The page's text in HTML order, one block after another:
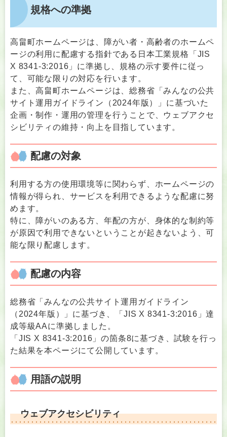
規格への準拠
高畠町ホームページは、障がい者・高齢者のホームペ
ージの利用に配慮する指針である日本工業規格「JIS
X 8341-3:2016」に準拠し、規格の示す要件に従っ
て、可能な限りの対応を行います。
また、高畠町ホームページは、総務省「みんなの公共
サイト運用ガイドライン（2024年版）」に基づいた
企画・制作・運用の管理を行うことで、ウェブアクセ
シビリティの維持・向上を目指しています。
配慮の対象
利用する方の使用環境等に関わらず、ホームページの
情報が得られ、サービスを利用できるような配慮に努
めます。
特に、障がいのある方、年配の方が、身体的な制約等
が原因で利用できないということが起きないよう、可
能な限り配慮します。
配慮の内容
総務省「みんなの公共サイト運用ガイドライン
（2024年版）」に基づき、「JIS X 8341-3:2016」達
成等級AAに準拠しました。
「JIS X 8341-3:2016」の箇条8に基づき、試験を行っ
た結果を本ページにて公開しています。
用語の説明
ウェブアクセシビリティ